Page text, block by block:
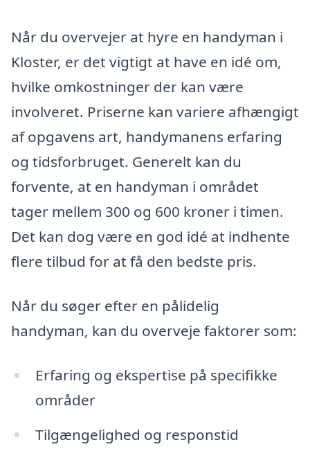
Når du overvejer at hyre en handyman i
Kloster, er det vigtigt at have en idé om,
hvilke omkostninger der kan være
involveret. Priserne kan variere afhængigt
af opgavens art, handymanens erfaring
og tidsforbruget. Generelt kan du
forvente, at en handyman i området
tager mellem 300 og 600 kroner i timen.
Det kan dog være en god idé at indhente
flere tilbud for at få den bedste pris.
Når du søger efter en pålidelig
handyman, kan du overveje faktorer som:
Erfaring og ekspertise på specifikke
områder
Tilgængelighed og responstid